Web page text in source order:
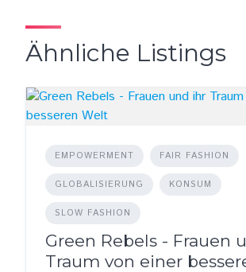
Ähnliche Listings
EMPOWERMENT FAIR FASHION
GLOBALISIERUNG KONSUM
SLOW FASHION
Green Rebels - Frauen
Traum von einer